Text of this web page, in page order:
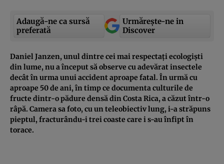
Adaugă-ne ca sursă
preferată
Urmărește-ne in
Discover
Daniel Janzen, unul dintre cei mai respectați ecologiști
din lume, nu a început să observe cu adevărat insectele
decât în urma unui accident aproape fatal. În urmă cu
aproape 50 de ani, în timp ce documenta culturile de
fructe dintr-o pădure densă din Costa Rica, a căzut într-o
râpă. Camera sa foto, cu un teleobiectiv lung, i-a străpuns
pieptul, fracturându-i trei coaste care i s-au înfipt în
torace.